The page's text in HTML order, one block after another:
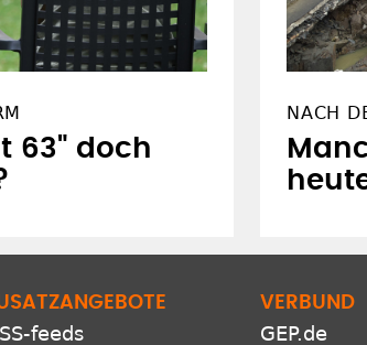
63" doch
NACH
feeds
VERBUND
GEP.de